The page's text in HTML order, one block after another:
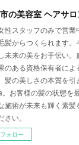
の美容室 ヘアサロ
性スタッフのみで営
髪からつくられます。
未来の美をお手伝い。
のある資格保有者によ
髪の美しさの本質を
お客様の髪の状態を
施術が未来も輝く素
さい。
フォロー